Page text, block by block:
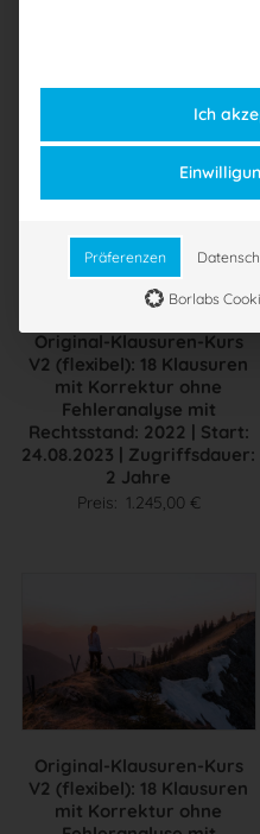
Original-Klausuren-Kurs
V2 (flexibel): 18 Klausuren
mit Korrektur ohne
Fehleranalyse mit
Rechtsstand: 2022 | Start:
24.08.2023 | Zugriffsdauer:
2 Jahre
Preis: 1.245,00 €
Original-Klausuren-Kurs
V2 (flexibel): 18 Klausuren
mit Korrektur ohne
Ich
Präferenzen
Borlabs